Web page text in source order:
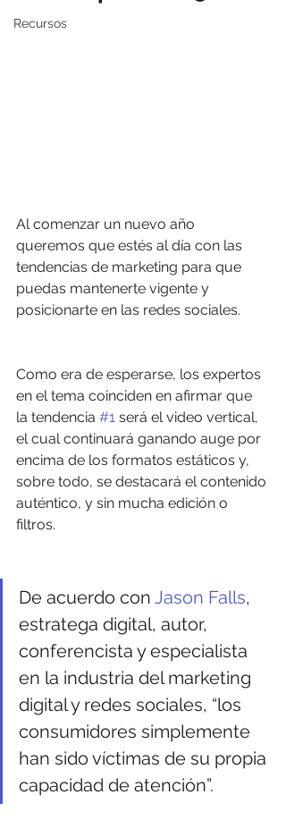
Recursos
Al comenzar un nuevo año
queremos que estés al día con las
tendencias de marketing para que
puedas mantenerte vigente y
posicionarte en las redes sociales.
Como era de esperarse, los expertos
en el tema coinciden en afirmar que
la tendencia #1 será el video vertical,
el cual continuará ganando auge por
encima de los formatos estáticos y,
sobre todo, se destacará el contenido
auténtico, y sin mucha edición o
filtros.
De acuerdo con Jason Falls,
estratega digital, autor,
conferencista y especialista
en la industria del marketing
digital y redes sociales, “los
consumidores simplemente
han sido víctimas de su propia
capacidad de atención”.